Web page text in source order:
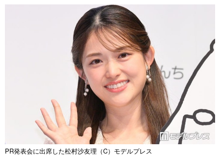
アリ／ナシ
ショップ
登録・ログイン/マイルーム
PR発表会に出席した松村沙友理（C）モデルプレス